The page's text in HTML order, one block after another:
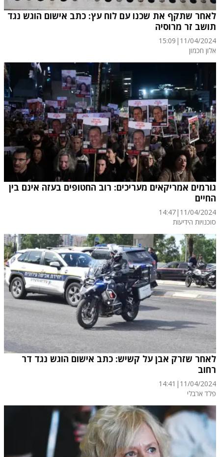
לאחר שתקף את שכנו עם לוח עץ: כתב אישום הוגש נגד
תושב זר מרוסיה
11/04/2024
|
15:09
אלון חכמון
גורמים אמריקאים מעריכים: רוב החטופים בעזה אינם בין
החיים
11/04/2024
|
14:47
סוכנויות הידיעות
לאחר שזרק אבן על קשיש: כתב אישום הוגש נגד דר
רחוב
11/04/2024
|
14:41
פלד ארבלי